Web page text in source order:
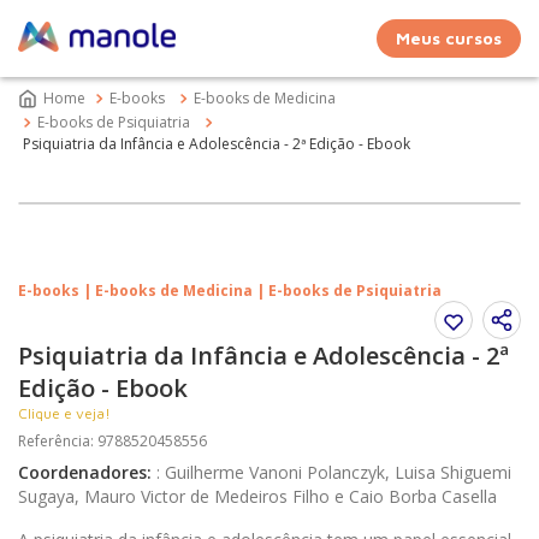
Meus cursos
E-books
E-books de Medicina
E-books de Psiquiatria
Psiquiatria da Infância e Adolescência - 2ª Edição - Ebook
E-books | E-books de Medicina | E-books de Psiquiatria
Psiquiatria da Infância e Adolescência - 2ª
Edição - Ebook
Clique e veja!
Referência: 9788520458556
Coordenadores: : Guilherme Vanoni Polanczyk, Luisa Shiguemi
Sugaya, Mauro Victor de Medeiros Filho e Caio Borba Casella